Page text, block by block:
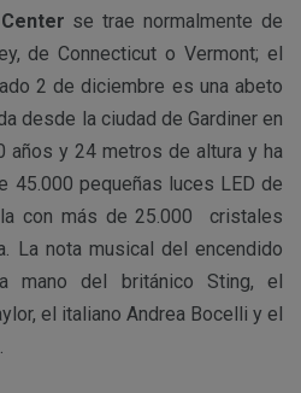
se trae normalmente de
de Connecticut o Vermont; el
2 de diciembre es una abeto
desde la ciudad de Gardiner en
años y 24 metros de altura y ha
45.000 pequeñas luces LED de
con más de 25.000 cristales
La nota musical del encendido
del británico Sting, el
el italiano Andrea Bocelli y el